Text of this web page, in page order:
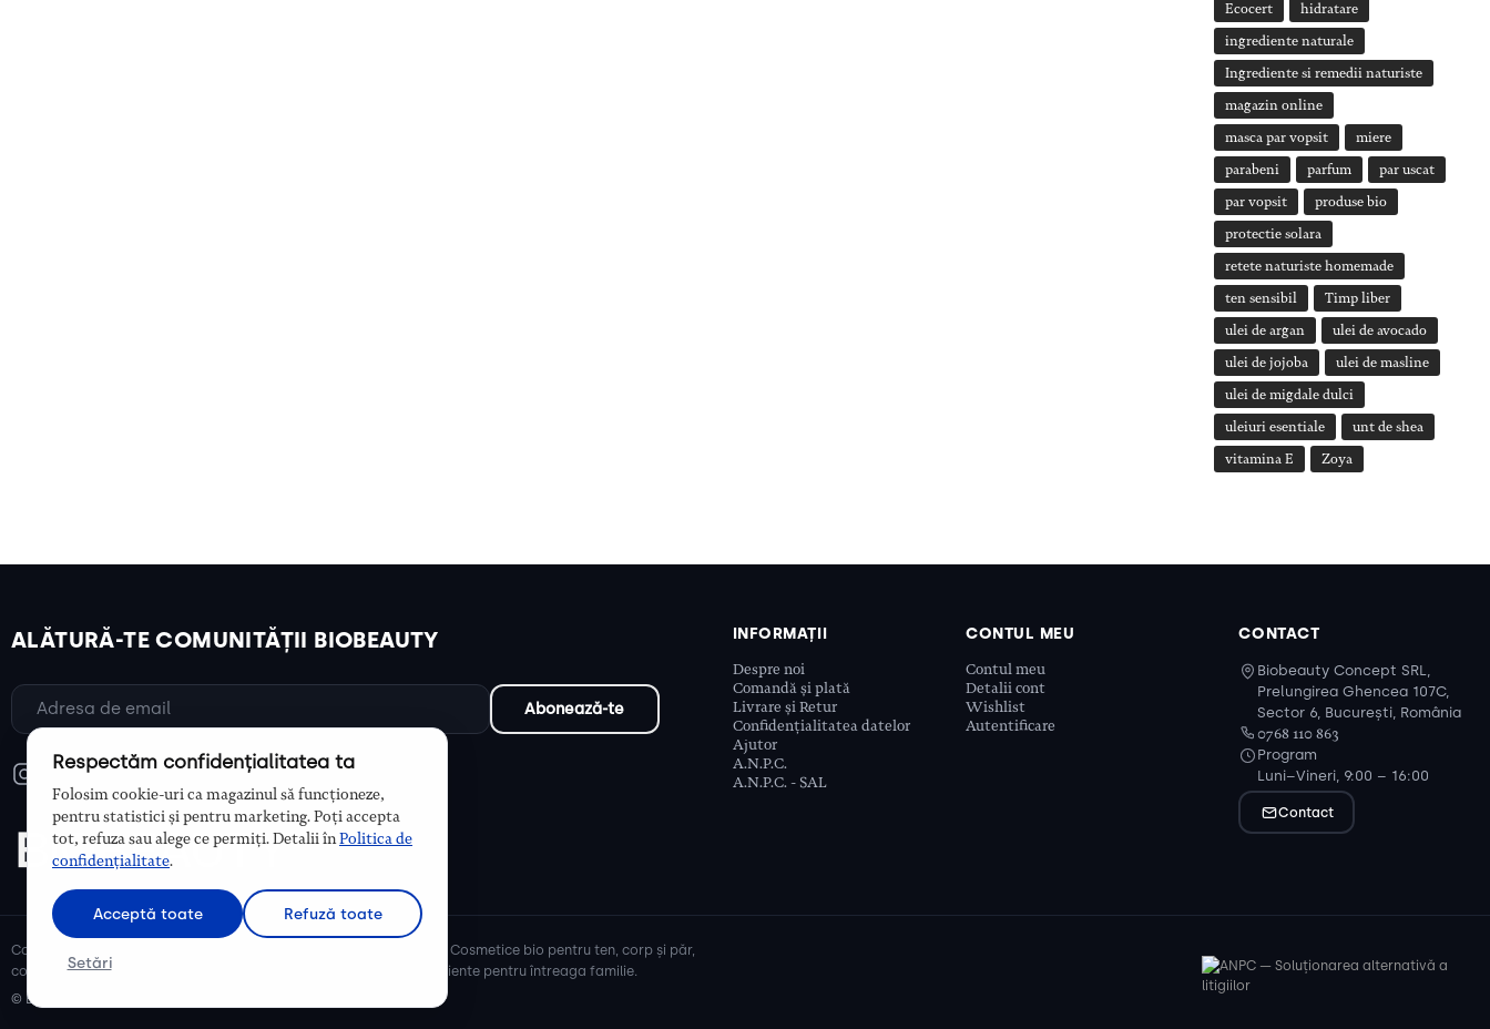
Ecocert hidratare
ingrediente naturale
Ingrediente si remedii naturiste
magazin online
masca par vopsit miere
parabeni parfum par uscat
par vopsit produse bio
protectie solara
retete naturiste homemade
ten sensibil Timp liber
ulei de argan ulei de avocado
ulei de jojoba ulei de masline
ulei de migdale dulci
uleiuri esentiale unt de shea
vitamina E Zoya
ALĂTURĂ-TE COMUNITĂȚII BIOBEAUTY INFORMAȚII
Despre noi
Comandă și plată
Livrare și Retur
Confidențialitatea datelor
Ajutor
A.N.P.C.
A.N.P.C. - SAL
CONTUL MEU
Contul meu
Detalii cont
Wishlist
Autentificare
CONTACT
Biobeauty Concept SRL,
Prelungirea Ghencea 107C,
Sector 6, București, România
0768 110 863
Program
Luni–Vineri, 9:00 – 16:00
Contact
Cosmetice bio și naturale, ulei de argan, ulei de cocos, unt de shea. Cosmetice bio pentru ten, corp și păr,
cosmetice naturale pentru mămici și copii, cosmetice organice eficiente pentru întreaga familie.
© Biobeauty 2026. Toate drepturile rezervate.
Respectăm confidențialitatea ta
Folosim cookie-uri ca magazinul să funcționeze,
pentru statistici și pentru marketing. Poți accepta
tot, refuza sau alege ce permiți. Detalii înPolitica de
confidențialitate.
Acceptă toate Refuză toate
Setări